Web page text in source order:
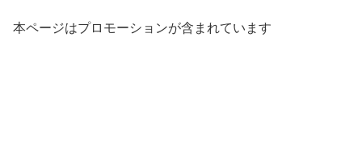
本ページはプロモーションが含まれています